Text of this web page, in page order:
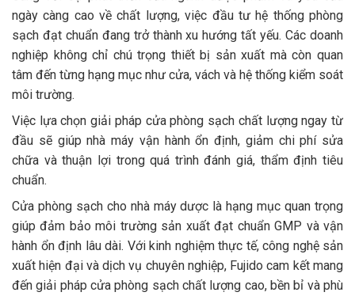
ngày càng cao về chất lượng, việc đầu tư hệ thống phòng
sạch đạt chuẩn đang trở thành xu hướng tất yếu. Các doanh
nghiệp không chỉ chú trọng thiết bị sản xuất mà còn quan
tâm đến từng hạng mục như cửa, vách và hệ thống kiểm soát
môi trường.
Việc lựa chọn giải pháp cửa phòng sạch chất lượng ngay từ
đầu sẽ giúp nhà máy vận hành ổn định, giảm chi phí sửa
chữa và thuận lợi trong quá trình đánh giá, thẩm định tiêu
chuẩn.
Cửa phòng sạch cho nhà máy dược là hạng mục quan trọng
giúp đảm bảo môi trường sản xuất đạt chuẩn GMP và vận
hành ổn định lâu dài. Với kinh nghiệm thực tế, công nghệ sản
xuất hiện đại và dịch vụ chuyên nghiệp, Fujido cam kết mang
đến giải pháp cửa phòng sạch chất lượng cao, bền bỉ và phù